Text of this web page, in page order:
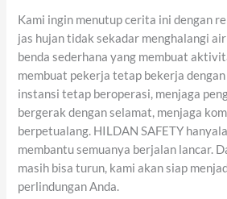
Kami ingin menutup cerita ini dengan
jas hujan tidak sekadar menghalangi
benda sederhana yang membuat
membuat pekerja tetap bekerja dengan
instansi tetap beroperasi, menjaga
bergerak dengan selamat, menjaga
berpetualang. HILDAN SAFETY
membantu semuanya berjalan lancar.
masih bisa turun, kami akan siap
perlindungan Anda.